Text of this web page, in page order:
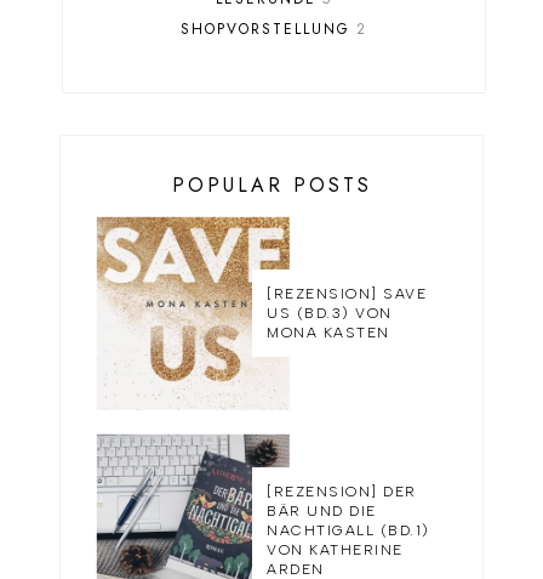
SHOPVORSTELLUNG 2
POPULAR POSTS
[REZENSION] SAVE
US (BD.3) VON
MONA KASTEN
[REZENSION] DER
BÄR UND DIE
NACHTIGALL (BD.1)
VON KATHERINE
ARDEN